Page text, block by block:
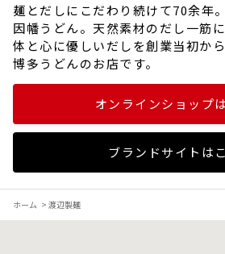
麺とだしにこだわり続けて70余年
因幡うどん。天然素材のだし一筋
体と心に優しいだしを創業当初か
博多うどんのお店です。
オンラインショップ
ブランドサイトは
ホーム > 渡辺製麺